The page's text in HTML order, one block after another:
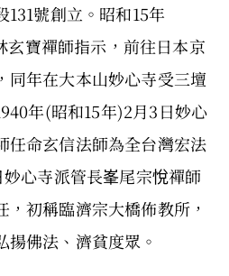
號創立。昭和15年
玄寶禪師指示，前往日本京
同年在大本山妙心寺受三壇
年(昭和15年)2月3日妙心
任命玄信法師為全台灣宏法
心寺派管長峯尾宗悅禪師
初稱臨濟宗大橋佈教所，
佛法、濟貧度眾。